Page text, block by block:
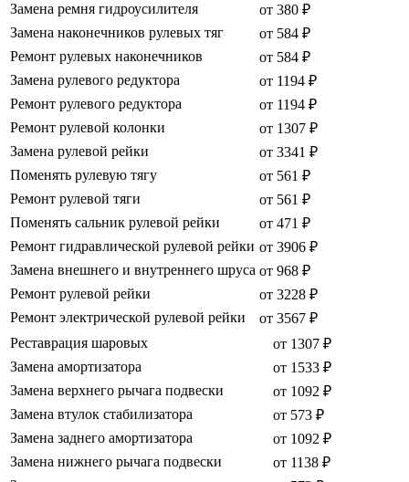
Замена ремня гидроусилителя
от 380 ₽
Замена наконечников рулевых тяг
от 584 ₽
Ремонт рулевых наконечников
от 584 ₽
Замена рулевого редуктора
от 1194 ₽
Ремонт рулевого редуктора
от 1194 ₽
Ремонт рулевой колонки
от 1307 ₽
Замена рулевой рейки
от 3341 ₽
Поменять рулевую тягу
от 561 ₽
Ремонт рулевой тяги
от 561 ₽
Поменять сальник рулевой рейки
от 471 ₽
Ремонт гидравлической рулевой рейки от 3906 ₽
Замена внешнего и внутреннего шруса от 968 ₽
Ремонт рулевой рейки
от 3228 ₽
Ремонт электрической рулевой рейки
от 3567 ₽
Реставрация шаровых
от 1307 ₽
Замена амортизатора
от 1533 ₽
Замена верхнего рычага подвески
от 1092 ₽
Замена втулок стабилизатора
от 573 ₽
Замена заднего амортизатора
от 1092 ₽
Замена нижнего рычага подвески
от 1138 ₽